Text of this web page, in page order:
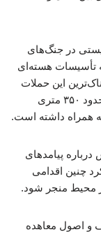
در جنگ‌های
موج حمله علیه تأسیسات هسته‌ای
این حملات
در نزدیکی نیروگاه هسته‌ای بوشهر و در فاصله حدود ۳۵۰ متری
به همراه داشته است.
درباره پیامدهای
چنین اقدامی
محیط منجر شود.
و اصول معاهده